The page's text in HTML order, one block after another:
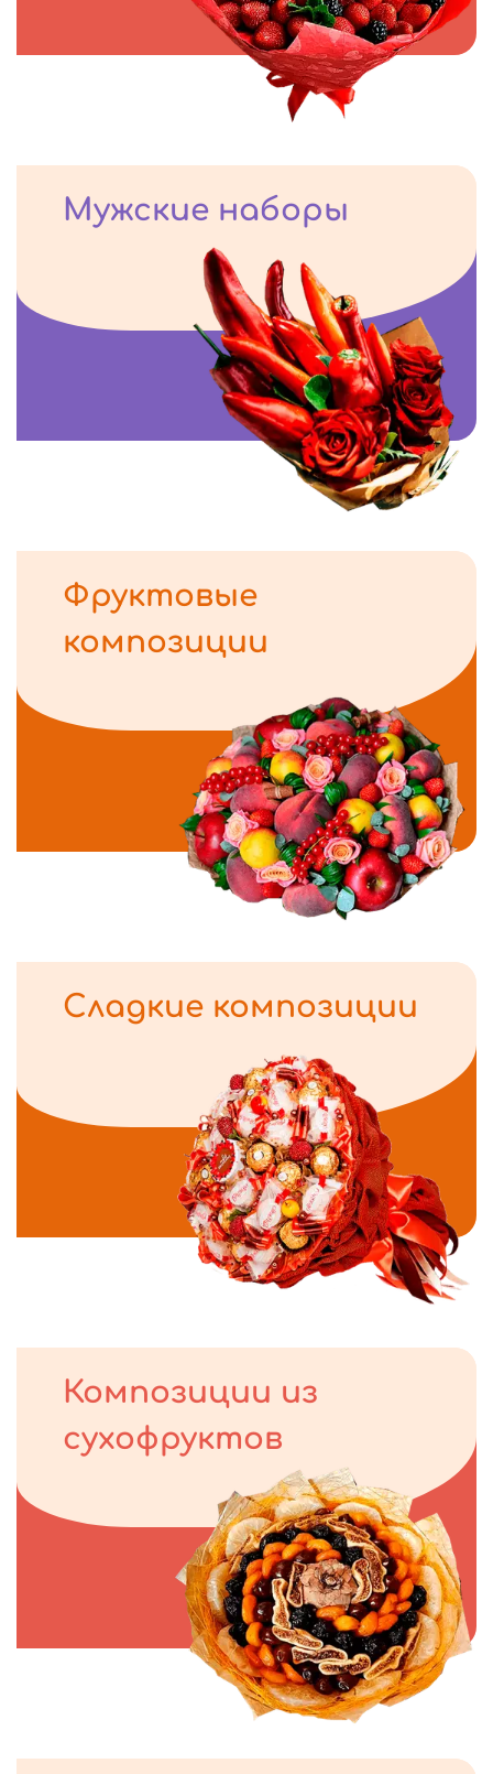
Мужские наборы
Фруктовые
композиции
Сладкие композиции
Композиции из
сухофруктов